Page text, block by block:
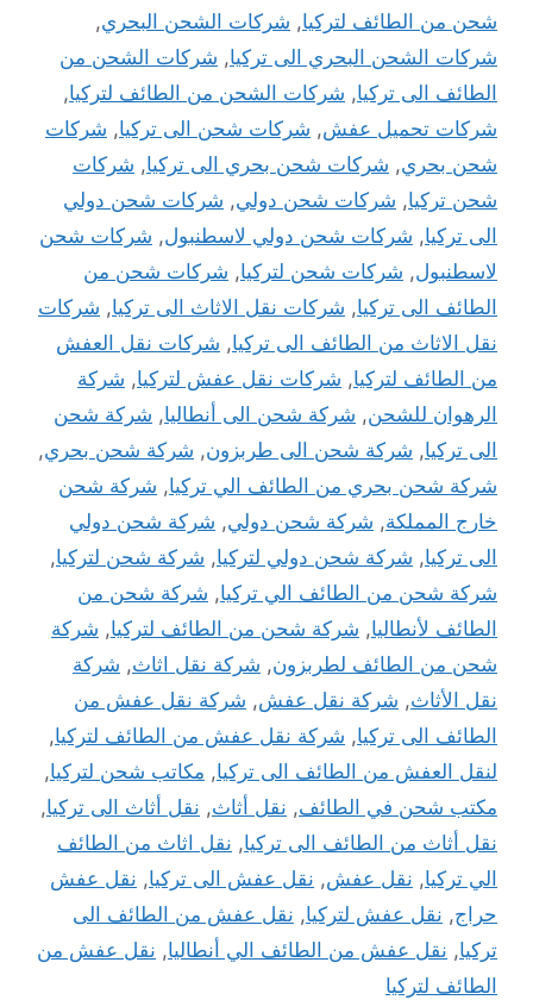
شحن من الطائف لتركيا, شركات الشحن البحري,
شركات الشحن البحري الى تركيا, شركات الشحن من
الطائف الى تركيا, شركات الشحن من الطائف لتركيا,
شركات تحميل عفش, شركات شحن الى تركيا, شركات
شحن بحري, شركات شحن بحري الى تركيا, شركات
شحن تركيا, شركات شحن دولي, شركات شحن دولي
الى تركيا, شركات شحن دولي لاسطنبول, شركات شحن
لاسطنبول, شركات شحن لتركيا, شركات شحن من
الطائف الى تركيا, شركات نقل الاثاث الى تركيا, شركات
نقل الاثاث من الطائف الى تركيا, شركات نقل العفش
من الطائف لتركيا, شركات نقل عفش لتركيا, شركة
الرهوان للشحن, شركة شحن الى أنطاليا, شركة شحن
الى تركيا, شركة شحن الى طربزون, شركة شحن بحري,
شركة شحن بحري من الطائف الي تركيا, شركة شحن
خارج المملكة, شركة شحن دولي, شركة شحن دولي
الى تركيا, شركة شحن دولي لتركيا, شركة شحن لتركيا,
شركة شحن من الطائف الي تركيا, شركة شحن من
الطائف لأنطاليا, شركة شحن من الطائف لتركيا, شركة
شحن من الطائف لطربزون, شركة نقل اثاث, شركة
نقل الأثاث, شركة نقل عفش, شركة نقل عفش من
الطائف الى تركيا, شركة نقل عفش من الطائف لتركيا,
لنقل العفش من الطائف الى تركيا, مكاتب شحن لتركيا,
مكتب شحن في الطائف, نقل أثاث, نقل أثاث الى تركيا,
نقل أثاث من الطائف الى تركيا, نقل اثاث من الطائف
الي تركيا, نقل عفش, نقل عفش الى تركيا, نقل عفش
حراج, نقل عفش لتركيا, نقل عفش من الطائف الى
تركيا, نقل عفش من الطائف الي أنطاليا, نقل عفش من
الطائف لتركيا